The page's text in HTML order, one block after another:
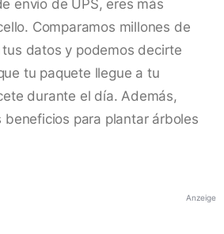
envío de UPS, eres más
Comparamos millones de
tus datos y podemos decirte
tu paquete llegue a tu
durante el día. Además,
beneficios para plantar árboles
Anzeige